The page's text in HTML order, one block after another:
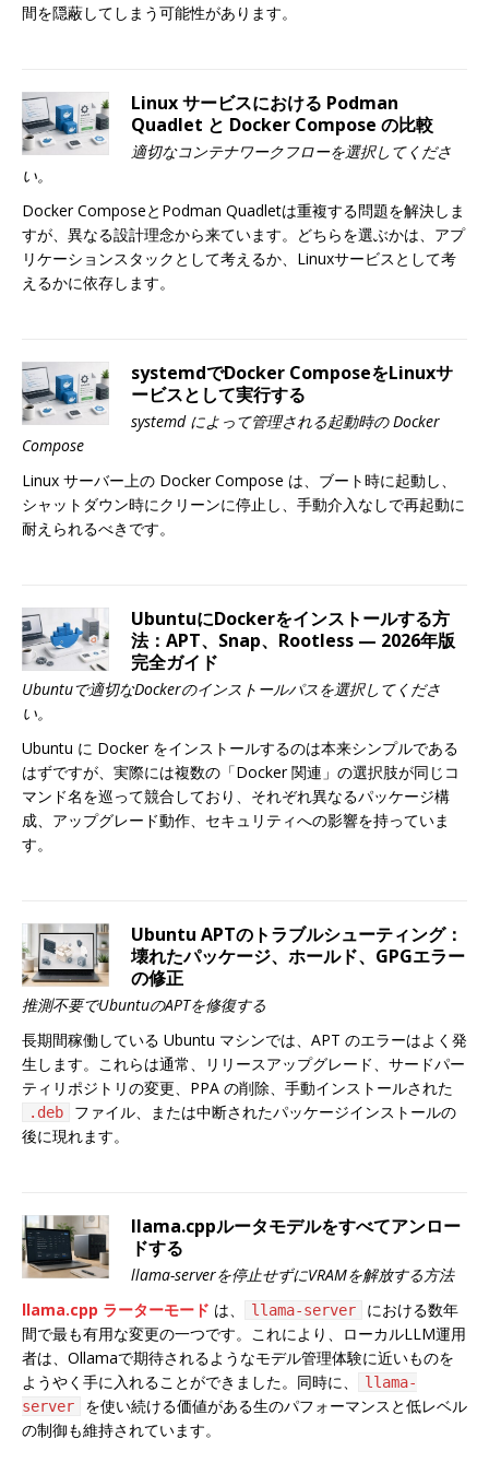
間を隠蔽してしまう可能性があります。
Linux サービスにおける Podman
Quadlet と Docker Compose の比較
適切なコンテナワークフローを選択してくださ
い。
Docker ComposeとPodman Quadletは重複する問題を解決しま
すが、異なる設計理念から来ています。どちらを選ぶかは、アプ
リケーションスタックとして考えるか、Linuxサービスとして考
えるかに依存します。
systemdでDocker ComposeをLinuxサ
ービスとして実行する
systemd によって管理される起動時の Docker
Compose
Linux サーバー上の Docker Compose は、ブート時に起動し、
シャットダウン時にクリーンに停止し、手動介入なしで再起動に
耐えられるべきです。
UbuntuにDockerをインストールする方
法：APT、Snap、Rootless — 2026年版
完全ガイド
Ubuntuで適切なDockerのインストールパスを選択してくださ
い。
Ubuntu に Docker をインストールするのは本来シンプルである
はずですが、実際には複数の「Docker 関連」の選択肢が同じコ
マンド名を巡って競合しており、それぞれ異なるパッケージ構
成、アップグレード動作、セキュリティへの影響を持っていま
す。
Ubuntu APTのトラブルシューティング：
壊れたパッケージ、ホールド、GPGエラー
の修正
推測不要でUbuntuのAPTを修復する
長期間稼働している Ubuntu マシンでは、APT のエラーはよく発
生します。これらは通常、リリースアップグレード、サードパー
ティリポジトリの変更、PPA の削除、手動インストールされた
.deb
ファイル、または中断されたパッケージインストールの
後に現れます。
llama.cppルータモデルをすべてアンロー
ドする
llama-serverを停止せずにVRAMを解放する方法
llama.cpp ラーターモード は、 llama-server
における数年
間で最も有用な変更の一つです。これにより、ローカルLLM運用
者は、Ollamaで期待されるようなモデル管理体験に近いものを
ようやく手に入れることができました。同時に、
llama-
server
を使い続ける価値がある生のパフォーマンスと低レベル
の制御も維持されています。